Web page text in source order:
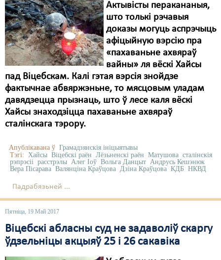
Актывісты перакананыя,
што толькі рэчавыя
доказы могуць аспрэчыць
афіцыйную вэрсію пра
«пахаваньне ахвяраў
вайны» ля вёскі Хайсы
пад Віцебскам. Калі гэтая вэрсія знойдзе
фактычнае абвяржэньне, то мясцовым уладам
давядзецца прызнаць, што ў лесе каля вёскі
Хайсы знаходзіцца пахаваньне ахвяраў
сталінскага тэрору.
Апублікавана ў Грамадзянскія ініцыятывы
Тэгі: Хайсы Віцебскі раён Лёзьненскі раён Матушова сталінскія
рэпрэсіі расстрэлы Алег Іоў Вольга Данцыт Андрусь Кешэнюк
Вера Пісарава Валянціна Краўцова Дзіна Краўцова КДБ НКВД
Падрабязьней ...
Пятніца, 19 Май 2017
Віцебскі абласны суд не задаволіў скаргу
ўдзельніцы акцыяў 25 і 26 сакавіка
Дзяржава
Дыскрымінацыя
Затрыманьні
Карная псыхіятрыя
Культурныя правы
Мігранты
Мірныя сходы
Палітвязьні
Праваабаронцы
Правы дзіцяці